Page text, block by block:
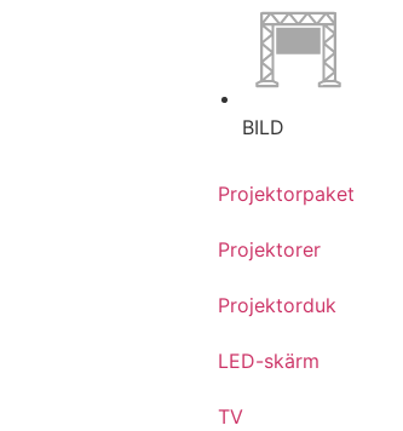
BILD
Projektorpaket
Projektorer
Projektorduk
LED-skärm
TV